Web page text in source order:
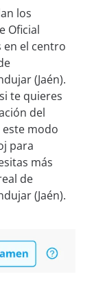
los
Oficial
en el centro
(Jaén).
te quieres
del
modo
para
más
de
(Jaén).